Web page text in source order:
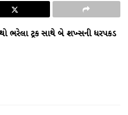
ભરેલા ટ્રક સાથે બે શખ્સની ધરપકડ